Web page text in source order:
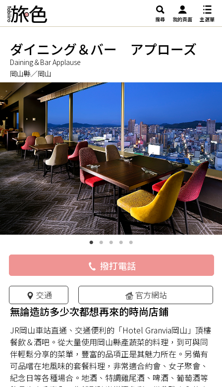
搜尋 我的頁面 主選單
ダイニング＆バー アプローズ
Daining＆Bar Applause
岡山縣／岡山
撥打電話
交通 官方網站
無論造訪多少次都想再來的時尚店鋪
JR岡山車站直通、交通便利的「Hotel Granvia岡山」頂樓
餐飲＆酒吧。從大量使用岡山縣產蔬菜的料理，到可與同
伴輕鬆分享的菜單，豐富的品項正是其魅力所在。另備有
可品嚐在地風味的套餐料理，非常適合約會、女子聚會、
紀念日等各種場合。地酒、特調雞尾酒、啤酒、葡萄酒等